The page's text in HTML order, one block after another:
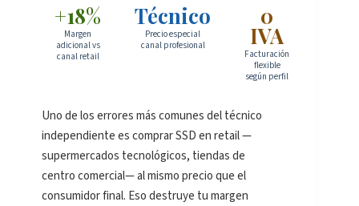
+18%
Margen
adicional vs
canal retail
Técnico
Precio especial
canal profesional
0
IVA
Facturación
flexible
según perfil
Uno de los errores más comunes del técnico
independiente es comprar SSD en retail —
supermercados tecnológicos, tiendas de
centro comercial— al mismo precio que el
consumidor final. Eso destruye tu margen